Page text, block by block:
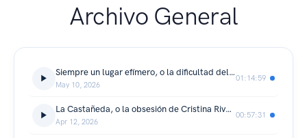
Archivo General
Siempre un lugar efímero, o la dificultad del cuento
May 10, 2026
01:14:59
La Castañeda, o la obsesión de Cristina Rivera Garza por la historia de la locura en México
Apr 12, 2026
00:57:31